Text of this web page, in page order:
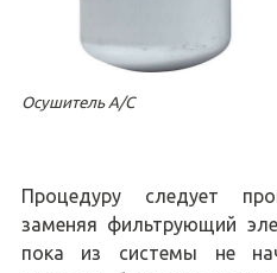
Осушитель A/C
Процедуру следует
заменяя фильтрующий
пока из системы не